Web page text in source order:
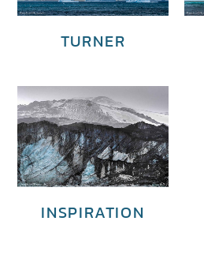
TURNER
INSPIRATION